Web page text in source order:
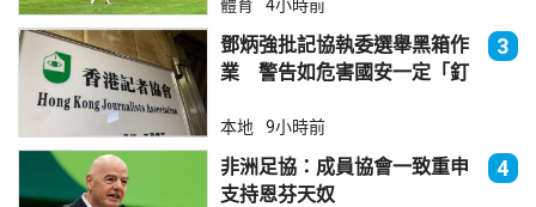
體育 4小時前
鄧炳強批記協執委選舉黑箱作
業 警告如危害國安一定「釘
3
本地 9小時前
非洲足協：成員協會一致重申
支持恩芬天奴
4